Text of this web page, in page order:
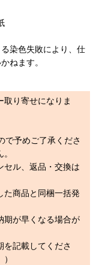
染色失敗により、仕
ねます。
り寄せになりま
で予めご了承くださ
セル、返品・交換は
た商品と同梱一括発
期が早くなる場合が
を記載してくださ